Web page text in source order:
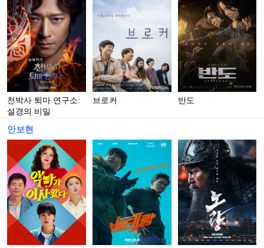
천박사 퇴마 연구소:
설경의 비밀
브로커 반도
안보현